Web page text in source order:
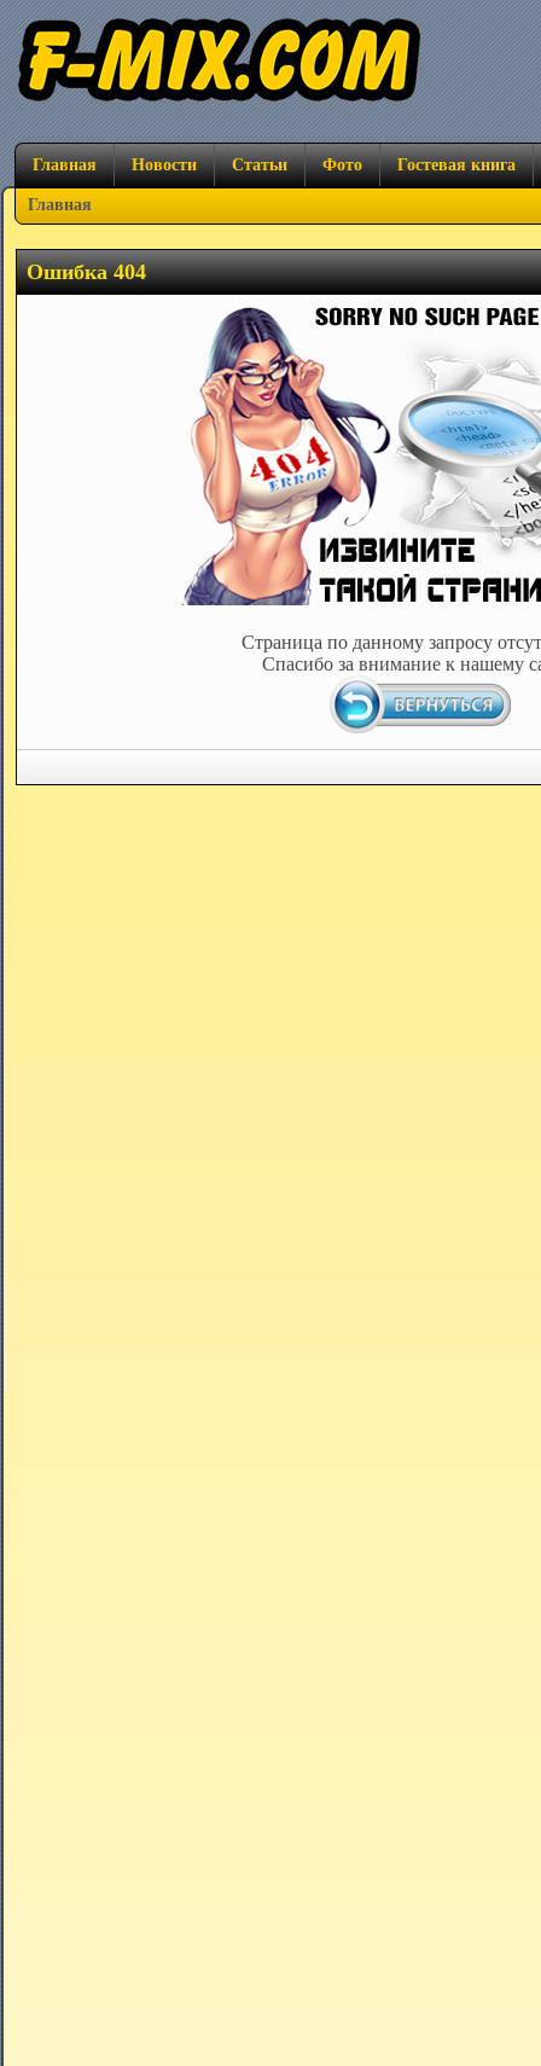
Главная Новости Статьи Фото Гостевая книга
Главная
Ошибка 404
Страница по данному запросу
Спасибо за внимание к нашему